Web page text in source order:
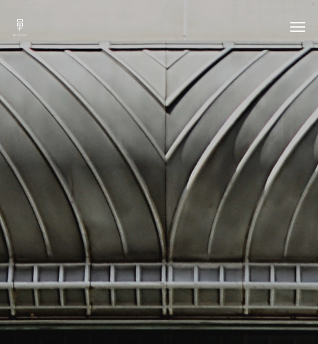
ACCUEIL
QUI SUIS-JE ?
PORTFOLIO
SERVICES
CONTACT